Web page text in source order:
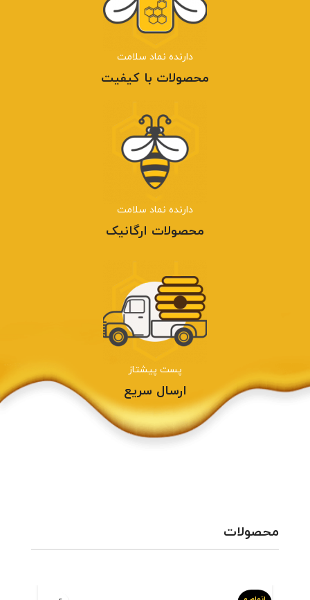
دارنده نماد سلامت
محصولات با کیفیت
دارنده نماد سلامت
محصولات ارگانیک
پست پیشتاز
ارسال سریع
محصولات